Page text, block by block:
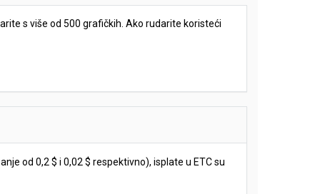
s više od 500 grafičkih. Ako rudarite koristeći
od 0,2 $ i 0,02 $ respektivno), isplate u ETC su